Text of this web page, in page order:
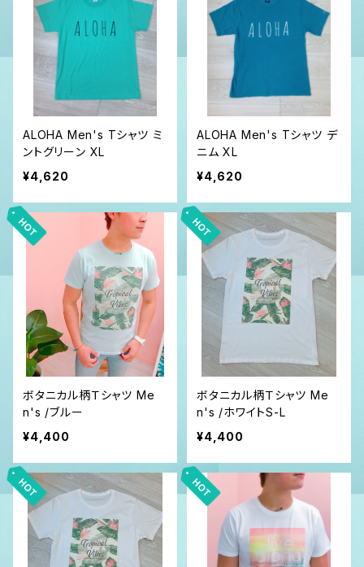
ALOHA Men's Tシャツ ミ
ントグリーン XL
¥4,620
ALOHA Men's Tシャツ デ
ニム XL
¥4,620
ボタニカル柄Ｔシャツ Me
n's /ブルー
¥4,400
ボタニカル柄Ｔシャツ Me
n's /ホワイトS-L
¥4,400